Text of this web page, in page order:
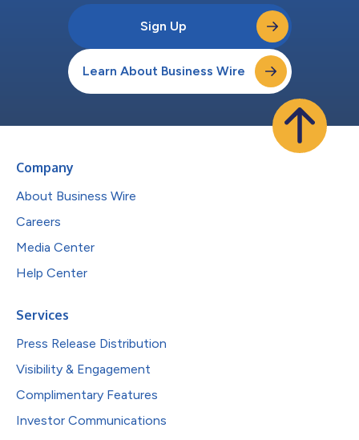
Sign Up
Learn About Business Wire
Company
About Business Wire
Careers
Media Center
Help Center
Services
Press Release Distribution
Visibility & Engagement
Complimentary Features
Investor Communications